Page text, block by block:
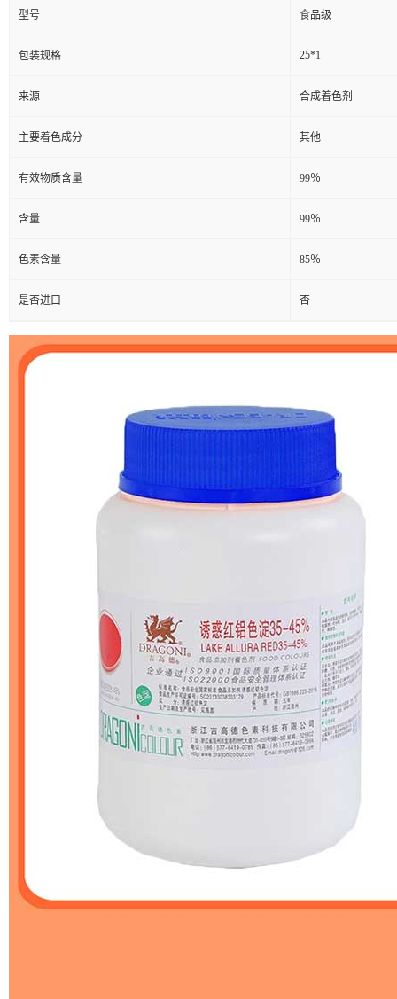
型号 食品级
包装规格 25*1
来源 合成着色剂
主要着色成分 其他
有效物质含量 99％
含量 99％
色素含量 85％
是否进口 否